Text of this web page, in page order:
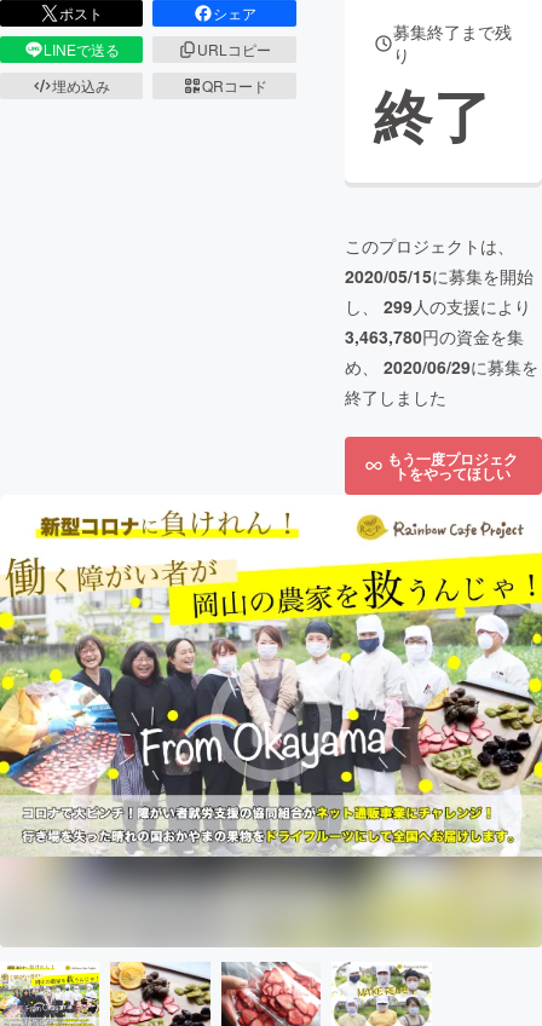
ポスト
シェア
LINEで送る
URLコピー
埋め込み
QRコード
募集終了まで残
り
終了
このプロジェクトは、
2020/05/15に募集を開始
し、 299人の支援により
3,463,780円の資金を集
め、 2020/06/29に募集を
終了しました
もう一度プロジェク
トをやってほしい